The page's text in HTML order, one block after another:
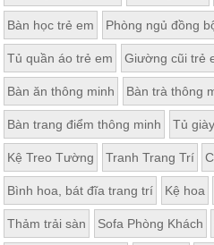
Bàn học trẻ em Phòng ngủ đồng
Tủ quần áo trẻ em Giường cũi trẻ
Bàn ăn thông minh Bàn trà thông
Bàn trang điểm thông minh Tủ
Kệ Treo Tường Tranh Trang Trí
Bình hoa, bát đĩa trang trí Kệ hoa
Thảm trải sàn Sofa Phòng Khách